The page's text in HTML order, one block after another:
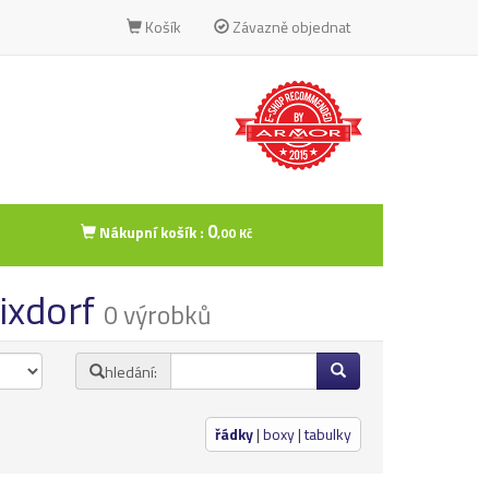
Košík Závazně objednat
Nákupní košík : 0,00 Kč
0 výrobků
hledání:
řádky|boxy|tabulky